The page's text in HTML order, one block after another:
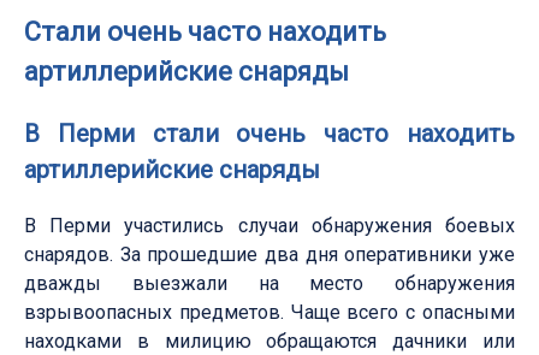
Стали очень часто находить
артиллерийские снаряды
В Перми стали очень часто находить
артиллерийские снаряды
В Перми участились случаи обнаружения боевых
снарядов. За прошедшие два дня оперативники уже
дважды выезжали на место обнаружения
взрывоопасных предметов. Чаще всего с опасными
находками в милицию обращаются дачники или